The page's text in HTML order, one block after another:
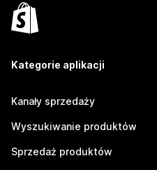
Kategorie aplikacji
Kanały sprzedaży
Wyszukiwanie produktów
Sprzedaż produktów